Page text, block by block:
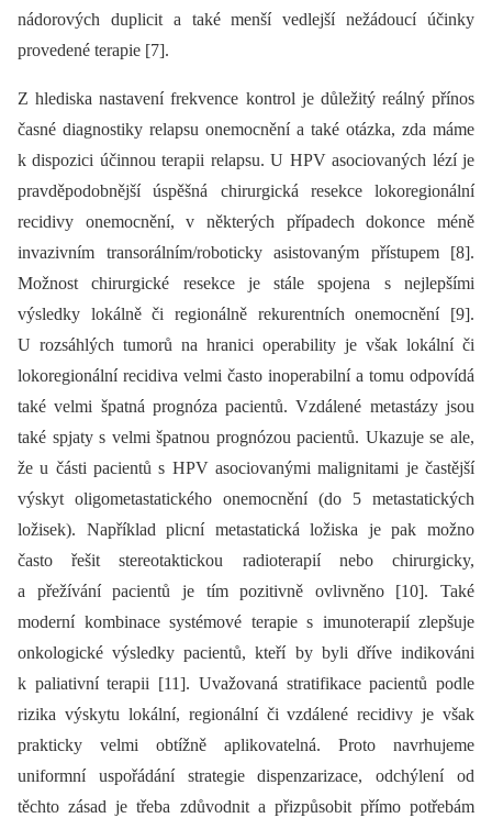
nádorových duplicit a také menší vedlejší nežádoucí účinky
provedené terapie [7].
Z hlediska nastavení frekvence kontrol je důležitý reálný přínos
časné dia­gnostiky relapsu onemocnění a také otázka, zda máme
k dispozici účinnou terapii relapsu. U HPV asociovaných lézí je
pravděpodobnější úspěšná chirurgická resekce lokoregionální
recidivy onemocnění, v ně­kte­rých případech dokonce méně
invazivním transorálním/roboticky asistovaným přístupem [8].
Možnost chirurgické resekce je stále spojena s nejlepšími
výsledky lokálně či regionálně rekurentních onemocnění [9].
U rozsáhlých tumorů na hranici operability je však lokální či
lokoregionální recidiva velmi často inoperabilní a tomu odpovídá
také velmi špatná prognóza pacientů. Vzdálené metastázy jsou
také spjaty s velmi špatnou prognózou pacientů. Ukazuje se ale,
že u části pacientů s HPV asociovanými malignitami je častější
výskyt oligometastatického onemocnění (do 5 metastatických
ložisek). Například plicní metastatická ložiska je pak možno
často řešit stereotaktickou radioterapií nebo chirurgicky,
a přežívání pacientů je tím pozitivně ovlivněno [10]. Také
moderní kombinace systémové terapie s imunoterapií zlepšuje
onkologické výsledky pacientů, kteří by byli dříve indikováni
k paliativní terapii [11]. Uvažovaná stratifikace pacientů podle
rizika výskytu lokální, regionální či vzdálené recidivy je však
prakticky velmi obtížně aplikovatelná. Proto navrhujeme
uniformní uspořádání strategie dispenzarizace, odchýlení od
těchto zásad je třeba zdůvodnit a přizpůsobit přímo potřebám